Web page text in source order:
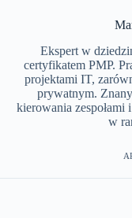
Ekspert w
certyfikatem PMP.
projektami IT,
prywatnym.
kierowania zespołami
w